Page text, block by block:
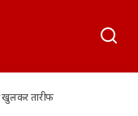
की खुलकर तारीफ
खुलकर तारीफ